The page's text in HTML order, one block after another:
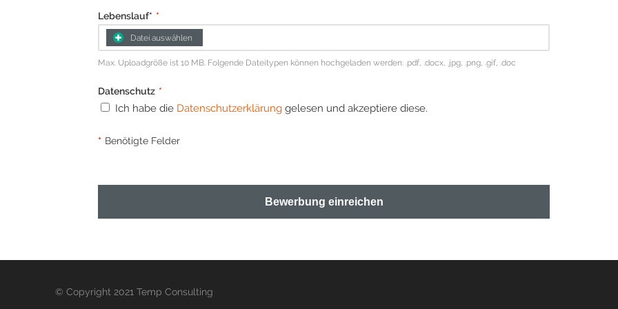
Lebenslauf* *
Datei auswählen
Max. Uploadgröße ist 10 MB. Folgende Dateitypen können hochgeladen werden: .pdf, .docx, .jpg, .png, .gif, .doc
Datenschutz *
Ich habe die Datenschutzerklärung gelesen und akzeptiere diese.
* Benötigte Felder
Bewerbung einreichen
© Copyright 2021 Temp Consulting